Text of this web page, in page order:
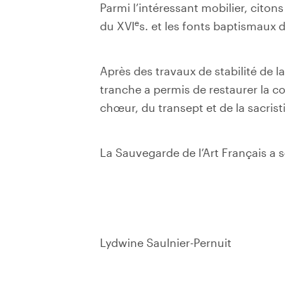
Parmi l’intéressant mobilier,
du XVIes. et les fonts baptismaux
Après des travaux de stabilité de
tranche a permis de restaurer la
chœur, du transept et de la
La Sauvegarde de l’Art Français
Lydwine Saulnier-Pernuit